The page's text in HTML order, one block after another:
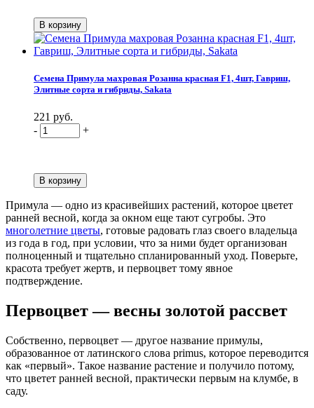
Семена Примула махровая Розанна красная F1, 4шт, Гавриш,
Элитные сорта и гибриды, Sakata
221 руб.
-
+
Примула — одно из красивейших растений, которое цветет
ранней весной, когда за окном еще тают сугробы. Это
многолетние цветы, готовые радовать глаз своего владельца
из года в год, при условии, что за ними будет организован
полноценный и тщательно спланированный уход. Поверьте,
красота требует жертв, и первоцвет тому явное
подтверждение.
Первоцвет — весны золотой рассвет
Собственно, первоцвет — другое название примулы,
образованное от латинского слова primus, которое переводится
как «первый». Такое название растение и получило потому,
что цветет ранней весной, практически первым на клумбе, в
саду.